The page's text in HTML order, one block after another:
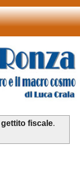
gettito fiscale.